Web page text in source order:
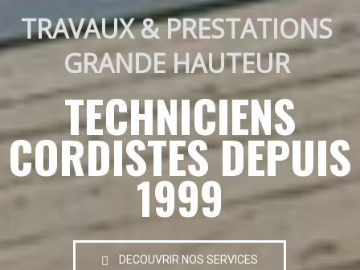
TRAVAUX & PRESTATIONS
GRANDE HAUTEUR
TECHNICIENS
CORDISTES DEPUIS
1999
DECOUVRIR NOS SERVICES